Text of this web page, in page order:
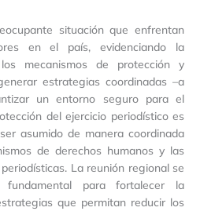
situación que enfrentan
en el país, evidenciando la
mecanismos de protección y
estrategias coordinadas –a
un entorno seguro para el
del ejercicio periodístico es
asumido de manera coordinada
de derechos humanos y las
La reunión regional se
para fortalecer la
que permitan reducir los